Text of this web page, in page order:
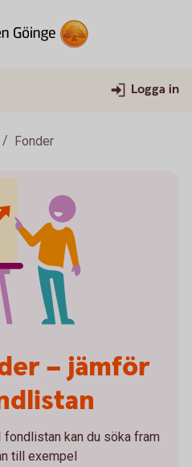
Logga in
Fonder
– jämför
kan du söka fram
till exempel